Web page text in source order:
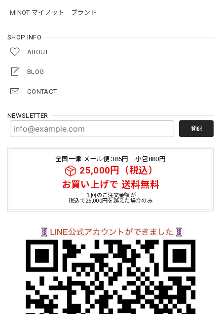
MINOT マイノット ブランド
SHOP INFO
ABOUT
BLOG
CONTACT
NEWSLETTER
登録
全国一律 メール便 385円 小包880円
25,000円（税込）
お買い上げで 送料無料
１回のご注文金額が
税込で25,000円を越えた場合のみ